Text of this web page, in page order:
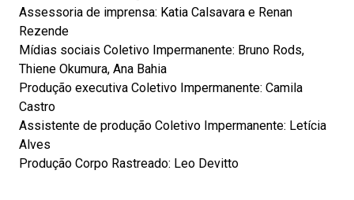
Assessoria de imprensa: Katia Calsavara e Renan
Rezende
Mídias sociais Coletivo Impermanente: Bruno Rods,
Thiene Okumura, Ana Bahia
Produção executiva Coletivo Impermanente: Camila
Castro
Assistente de produção Coletivo Impermanente: Letícia
Alves
Produção Corpo Rastreado: Leo Devitto